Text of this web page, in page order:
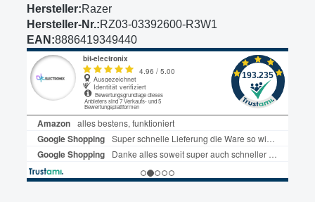
Hersteller:Razer
Hersteller-Nr.:RZ03-03392600-R3W1
EAN:8886419349440